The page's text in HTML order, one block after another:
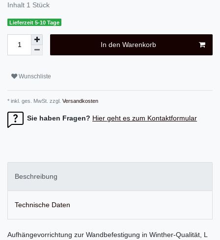
Inhalt 1 Stück
Lieferzeit 5-10 Tage
In den Warenkorb
Wunschliste
* inkl. ges. MwSt. zzgl. Versandkosten
Sie haben Fragen? Hier geht es zum Kontaktformular
Beschreibung
Technische Daten
Aufhängevorrichtung zur Wandbefestigung in Winther-Qualität, L